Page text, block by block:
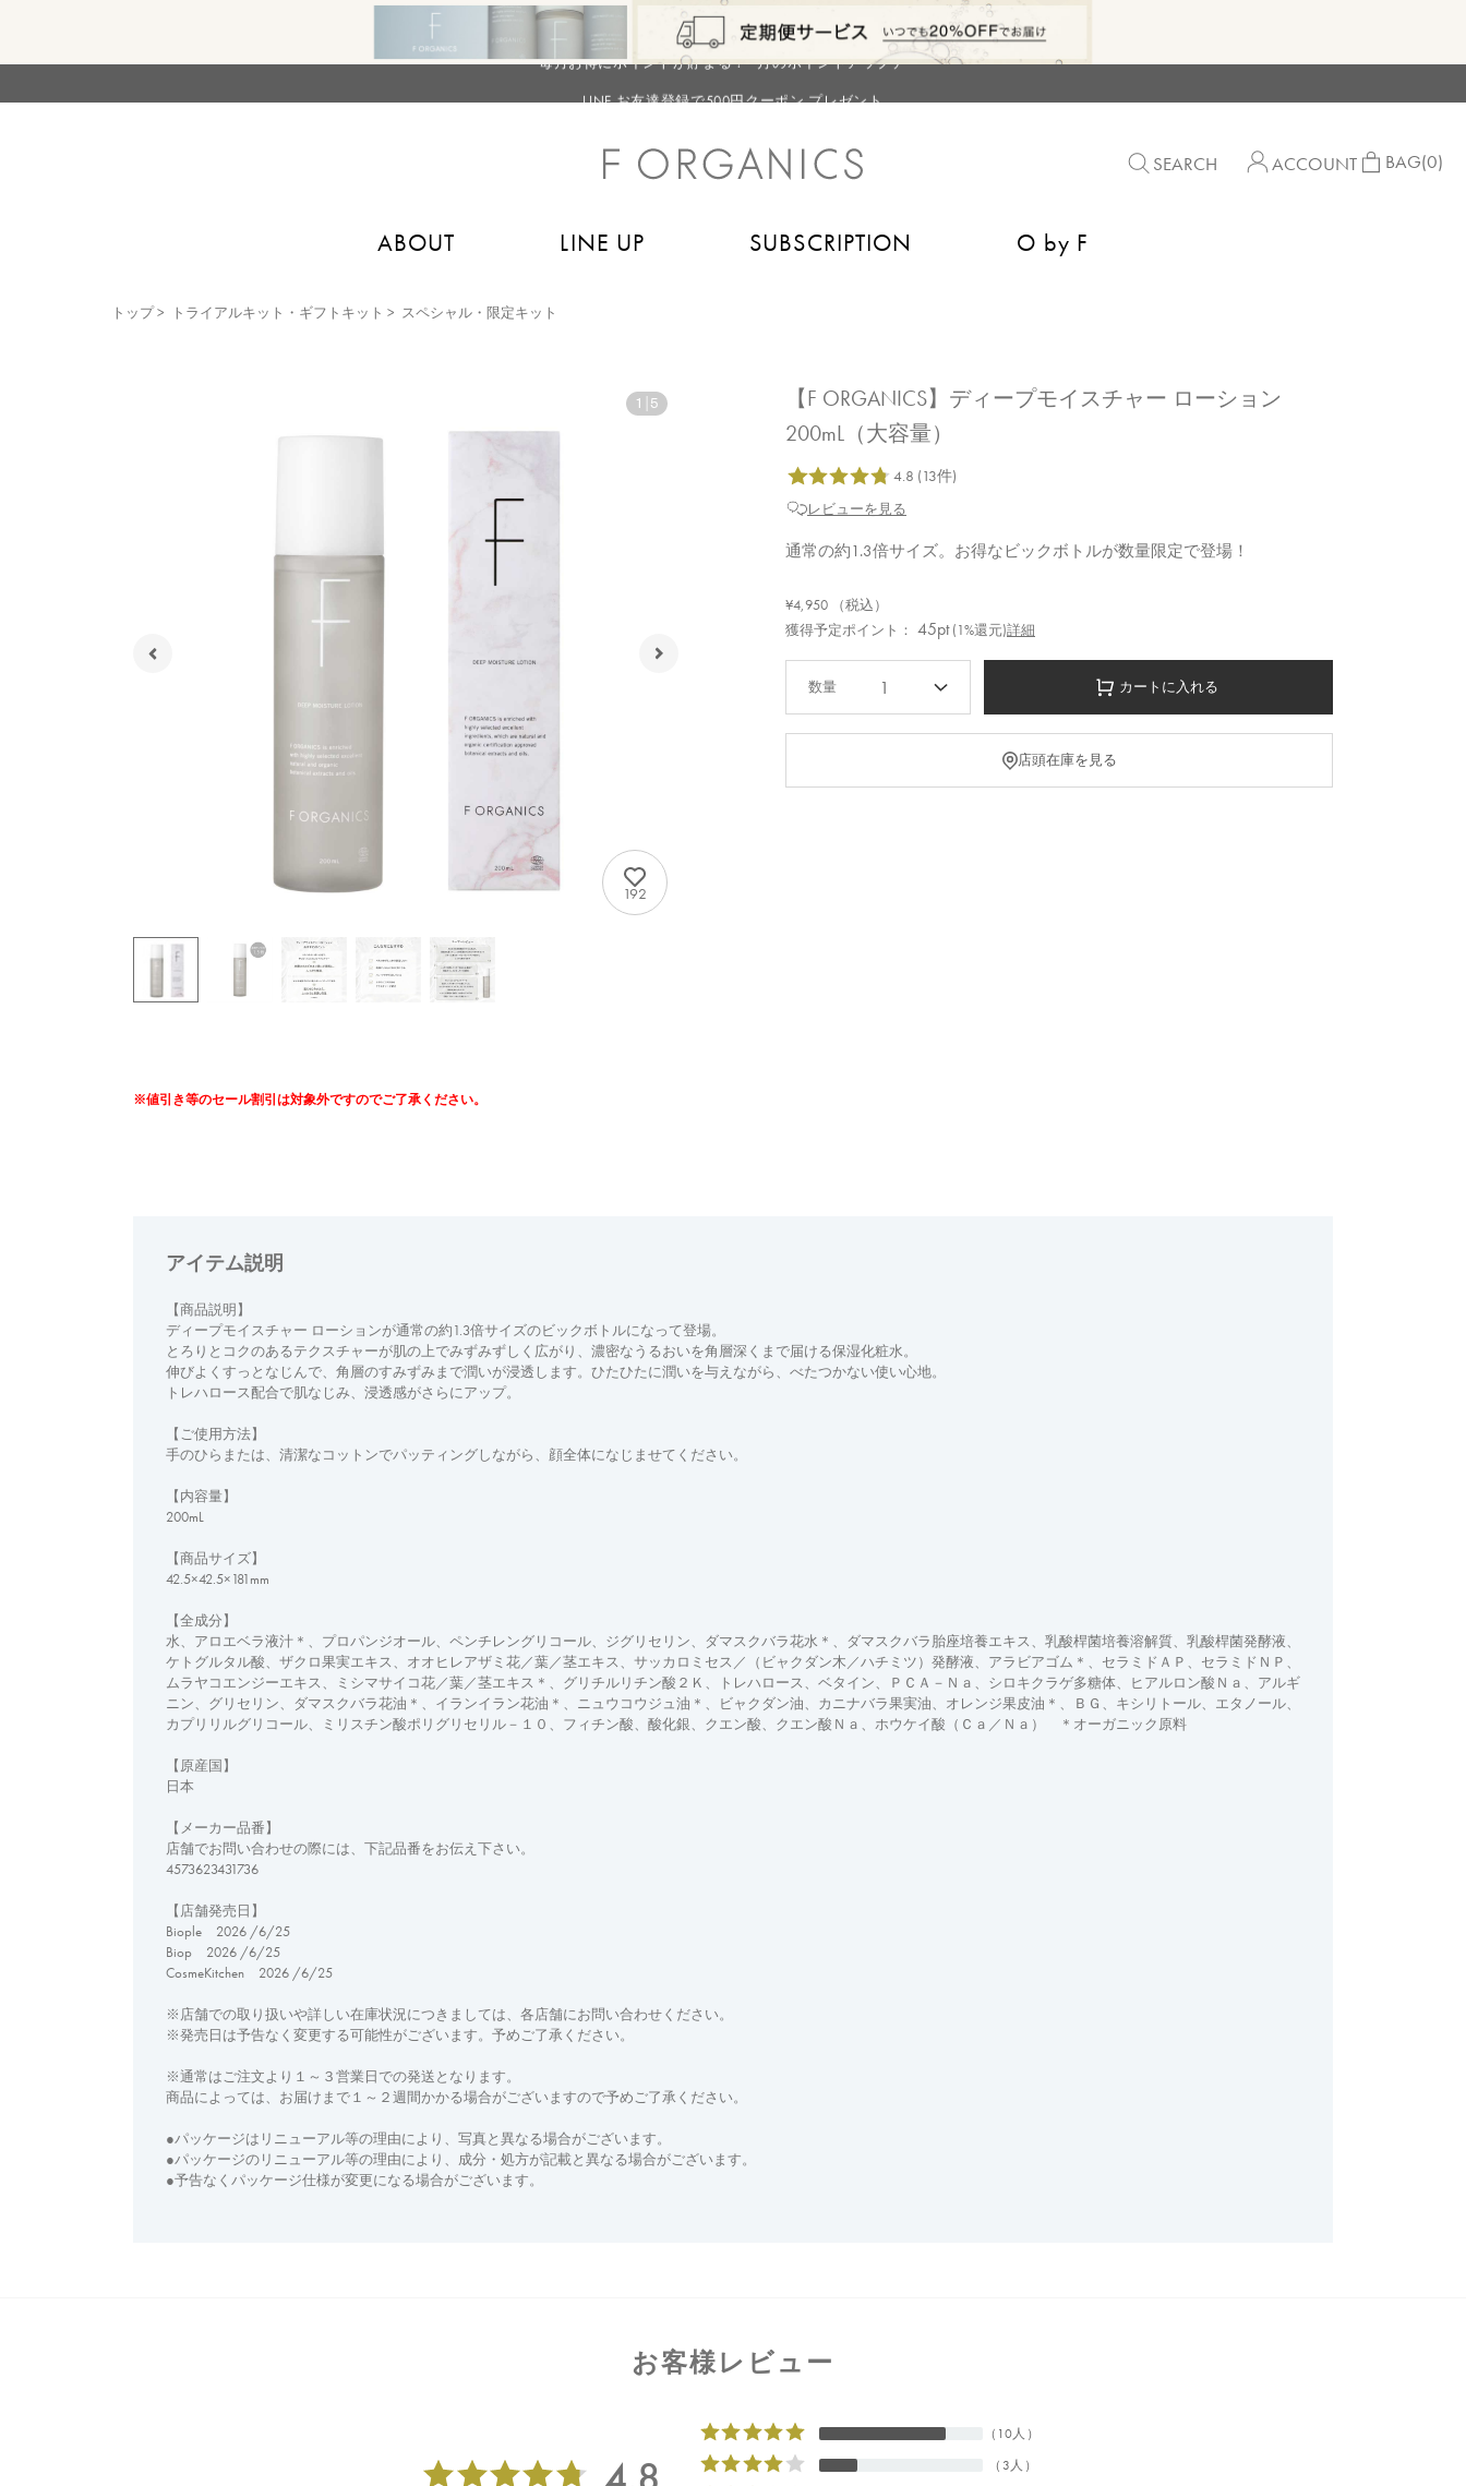
【重要】お盆期間中のお問い合わせと商品配送に関しまして
毎月お得にポイントが貯まる！ “月のポイントアップデー”
【重要】お盆期間中のお問い合わせと商品配送に関しまして
LINE お友達登録で500円クーポン プレゼント
SEARCH ACCOUNT BAG(0)
ABOUT LINE UP SUBSCRIPTION O by F
トップ> トライアルキット・ギフトキット > スペシャル・限定キット
1 5
192
【F ORGANICS】ディープモイスチャー ローション
200mL（大容量）
レビューを見る
通常の約1.3倍サイズ。お得なビックボトルが数量限定で登場！
¥4,950 （税込）
獲得予定ポイント： 45pt (1%還元)詳細
1 カートに入れる
店頭在庫を見る
※値引き等のセール割引は対象外ですのでご了承ください。
アイテム説明
【商品説明】
ディープモイスチャー ローションが通常の約1.3倍サイズのビックボトルになって登場。
とろりとコクのあるテクスチャーが肌の上でみずみずしく広がり、濃密なうるおいを角層深くまで届ける保湿化粧水。
伸びよくすっとなじんで、角層のすみずみまで潤いが浸透します。ひたひたに潤いを与えながら、べたつかない使い心地。
トレハロース配合で肌なじみ、浸透感がさらにアップ。
【ご使用方法】
手のひらまたは、清潔なコットンでパッティングしながら、顔全体になじませてください。
【内容量】
200mL
【商品サイズ】
42.5×42.5×181mm
【全成分】
水、アロエベラ液汁＊、プロパンジオール、ペンチレングリコール、ジグリセリン、ダマスクバラ花水＊、ダマスクバラ胎座培養エキス、乳酸桿菌培養溶解質、乳酸桿菌発酵液、
ケトグルタル酸、ザクロ果実エキス、オオヒレアザミ花／葉／茎エキス、サッカロミセス／（ビャクダン木／ハチミツ）発酵液、アラビアゴム＊、セラミドＡＰ、セラミドＮＰ、
ムラヤコエンジーエキス、ミシマサイコ花／葉／茎エキス＊、グリチルリチン酸２Ｋ、トレハロース、ベタイン、ＰＣＡ－Ｎａ、シロキクラゲ多糖体、ヒアルロン酸Ｎａ、アルギ
ニン、グリセリン、ダマスクバラ花油＊、イランイラン花油＊、ニュウコウジュ油＊、ビャクダン油、カニナバラ果実油、オレンジ果皮油＊、ＢＧ、キシリトール、エタノール、
カプリリルグリコール、ミリスチン酸ポリグリセリル－１０、フィチン酸、酸化銀、クエン酸、クエン酸Ｎａ、ホウケイ酸（Ｃａ／Ｎａ） ＊オーガニック原料
【原産国】
日本
【メーカー品番】
店舗でお問い合わせの際には、下記品番をお伝え下さい。
4573623431736
【店舗発売日】
Biople 2026 /6/25
Biop 2026 /6/25
CosmeKitchen 2026 /6/25
※店舗での取り扱いや詳しい在庫状況につきましては、各店舗にお問い合わせください。
※発売日は予告なく変更する可能性がございます。予めご了承ください。
※通常はご注文より１～３営業日での発送となります。
商品によっては、お届けまで１～２週間かかる場合がございますので予めご了承ください。
●パッケージはリニューアル等の理由により、写真と異なる場合がございます。
●パッケージのリニューアル等の理由により、成分・処方が記載と異なる場合がございます。
●予告なくパッケージ仕様が変更になる場合がございます。
お客様レビュー